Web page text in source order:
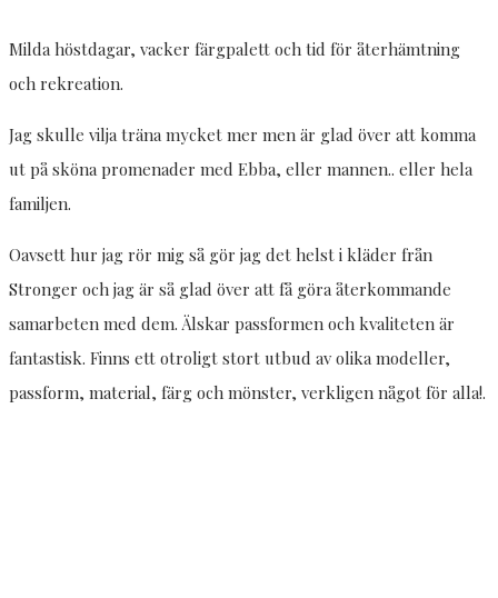
Milda höstdagar, vacker färgpalett och tid för återhämtning
och rekreation.
Jag skulle vilja träna mycket mer men är glad över att komma
ut på sköna promenader med Ebba, eller mannen.. eller hela
familjen.
Oavsett hur jag rör mig så gör jag det helst i kläder från
Stronger och jag är så glad över att få göra återkommande
samarbeten med dem. Älskar passformen och kvaliteten är
fantastisk. Finns ett otroligt stort utbud av olika modeller,
passform, material, färg och mönster, verkligen något för alla!.